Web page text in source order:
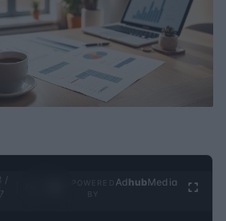
/
Ad hubMedia